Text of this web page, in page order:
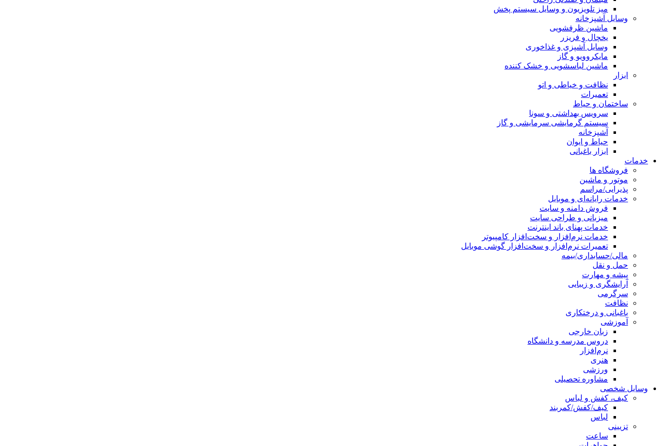
میز تلویزیون و وسایل سیستم پخش
وسایل آشپزخانه
ماشین ظرفشویی
یخچال و فریزر
وسایل آشپزی و غذاخوری
مایکروویو و گاز
ماشین لباسشویی و خشک کننده
ابزار
نظافت و خیاطی و اتو
تعمیرات
ساختمان و حیاط
سرویس بهداشتی و سونا
سیستم گرمایشی سرمایشی و گاز
آشپزخانه
حیاط و ایوان
ابزار باغبانی
خدمات
فروشگاه ها
موتور و ماشین
پذیرایی/مراسم
خدمات رایانه‌ای و موبایل
فروش دامنه و سایت
میزبانی و طراحی سایت
خدمات پهنای باند اینترنت
خدمات نرم‌افزار و سخت‌افزار کامپیوتر
تعمیرات نرم‌افزار و سخت‌افزار گوشی موبایل
مالی/حسابداری/بیمه
حمل و نقل
پیشه و مهارت
آرایشگری و زیبایی
سرگرمی
نظافت
باغبانی و درختکاری
آموزشی
زبان خارجی
دروس مدرسه و دانشگاه
نرم‌افزار
هنری
ورزشی
مشاوره تحصیلی
وسایل شخصی
کیف، کفش و لباس
کیف/کفش/کمربند
لباس
تزیینی
ساعت